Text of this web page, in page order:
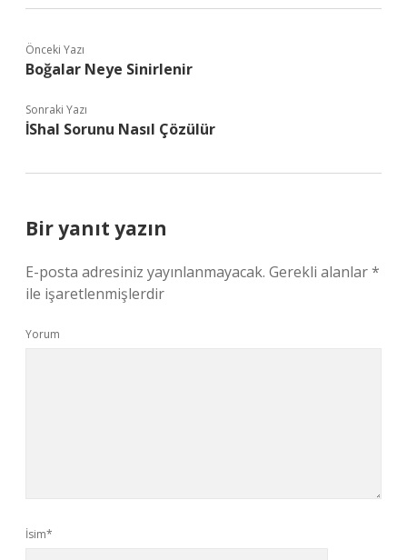
Önceki Yazı
Boğalar Neye Sinirlenir
Sonraki Yazı
İShal Sorunu Nasıl Çözülür
Bir yanıt yazın
E-posta adresiniz yayınlanmayacak. Gerekli alanlar*
ile işaretlenmişlerdir
Yorum
İsim*